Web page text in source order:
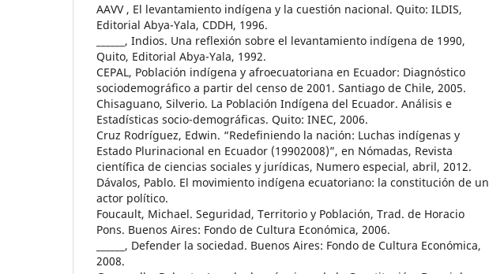
AAVV , El levantamiento indígena y la cuestión nacional. Quito: ILDIS,
Editorial Abya-Yala, CDDH, 1996.
______, Indios. Una reflexión sobre el levantamiento indígena de 1990,
Quito, Editorial Abya-Yala, 1992.
CEPAL, Población indígena y afroecuatoriana en Ecuador: Diagnóstico
sociodemográfico a partir del censo de 2001. Santiago de Chile, 2005.
Chisaguano, Silverio. La Población Indígena del Ecuador. Análisis e
Estadísticas socio-demográficas. Quito: INEC, 2006.
Cruz Rodríguez, Edwin. “Redefiniendo la nación: Luchas indígenas y
Estado Plurinacional en Ecuador (19902008)”, en Nómadas, Revista
científica de ciencias sociales y jurídicas, Numero especial, abril, 2012.
Dávalos, Pablo. El movimiento indígena ecuatoriano: la constitución de un
actor político.
Foucault, Michael. Seguridad, Territorio y Población, Trad. de Horacio
Pons. Buenos Aires: Fondo de Cultura Económica, 2006.
______, Defender la sociedad. Buenos Aires: Fondo de Cultura Económica,
2008.